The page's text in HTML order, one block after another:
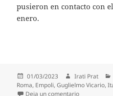
pusieron en contacto con
enero.
Publicado
el
01/03/2023 Autor
Irati Prat
Roma, Empoli,Guglielmo Vicario,
Deja un comentarioen La